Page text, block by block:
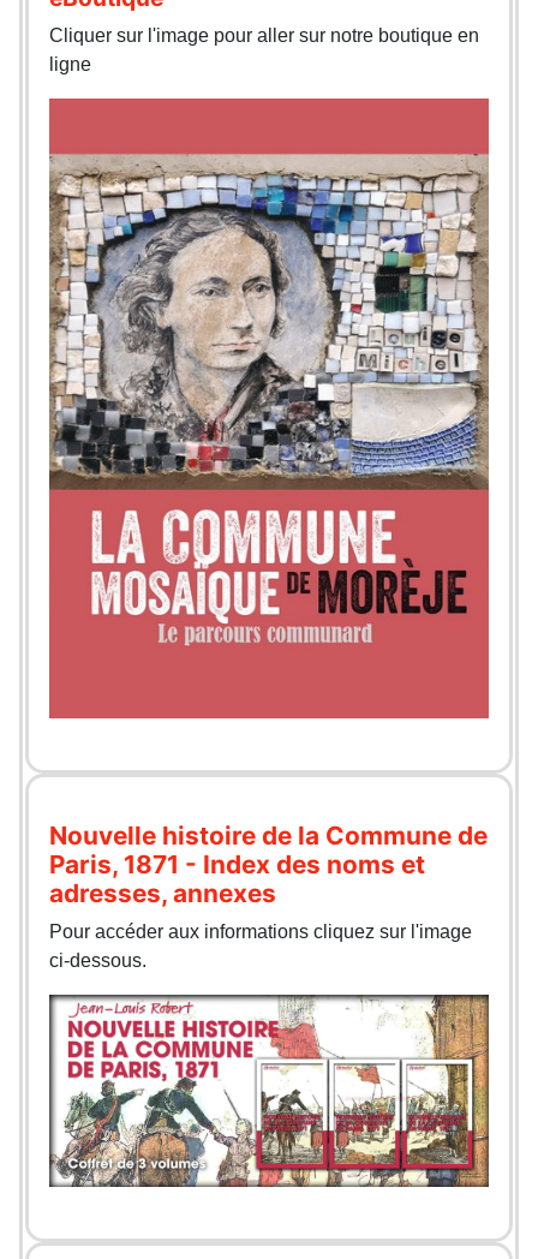
Cliquer sur l'image pour aller sur notre boutique en
ligne
Nouvelle histoire de la Commune de
Paris, 1871 - Index des noms et
adresses, annexes
Pour accéder aux informations cliquez sur l'image
ci-dessous.